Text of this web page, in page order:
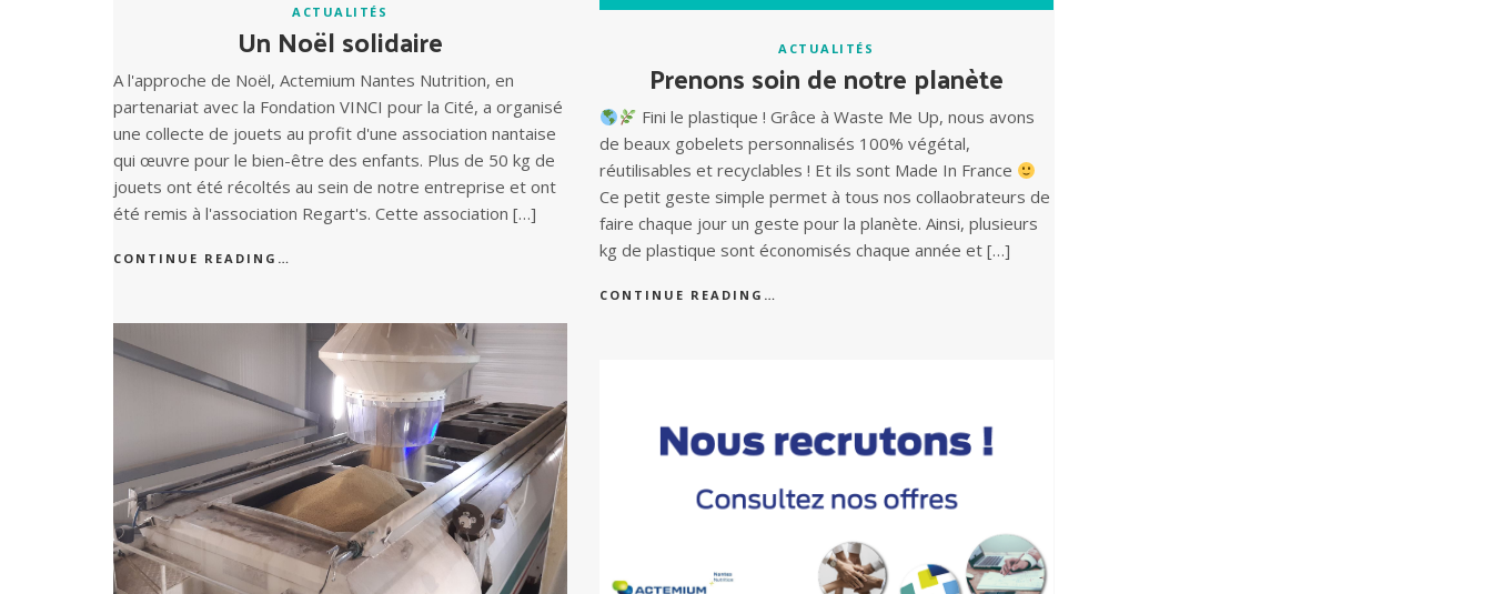
ACTUALITÉS
Un Noël solidaire
A l'approche de Noël, Actemium Nantes Nutrition, en
partenariat avec la Fondation VINCI pour la Cité, a organisé
une collecte de jouets au profit d'une association nantaise
qui œuvre pour le bien-être des enfants. Plus de 50 kg de
jouets ont été récoltés au sein de notre entreprise et ont
été remis à l'association Regart's. Cette association […]
CONTINUE READING…
ACTUALITÉS
Prenons soin de notre planète
Fini le plastique ! Grâce à Waste Me Up, nous avons
de beaux gobelets personnalisés 100% végétal,
réutilisables et recyclables ! Et ils sont Made In France
Ce petit geste simple permet à tous nos collaobrateurs de
faire chaque jour un geste pour la planète. Ainsi, plusieurs
kg de plastique sont économisés chaque année et […]
CONTINUE READING…